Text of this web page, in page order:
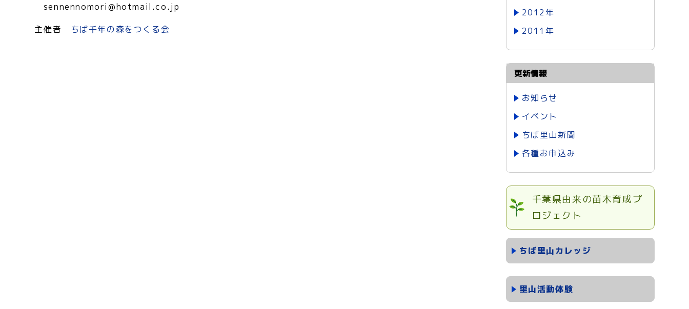
sennennomori@hotmail.co.jp
主催者
ちば千年の森をつくる会
2012年
2011年
更新情報
お知らせ
イベント
ちば里山新聞
各種お申込み
千葉県由来の苗木育成プ
ロジェクト
ちば里山カレッジ
里山活動体験